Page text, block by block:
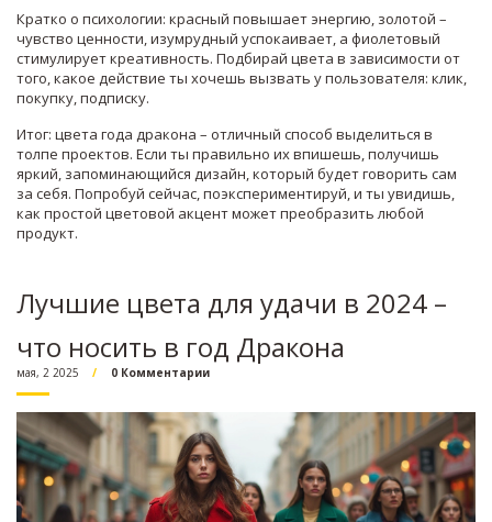
Кратко о психологии: красный повышает энергию, золотой –
чувство ценности, изумрудный успокаивает, а фиолетовый
стимулирует креативность. Подбирай цвета в зависимости от
того, какое действие ты хочешь вызвать у пользователя: клик,
покупку, подписку.
Итог: цвета года дракона – отличный способ выделиться в
толпе проектов. Если ты правильно их впишешь, получишь
яркий, запоминающийся дизайн, который будет говорить сам
за себя. Попробуй сейчас, поэкспериментируй, и ты увидишь,
как простой цветовой акцент может преобразить любой
продукт.
Лучшие цвета для удачи в 2024 –
что носить в год Дракона
мая, 2 2025 0 Комментарии